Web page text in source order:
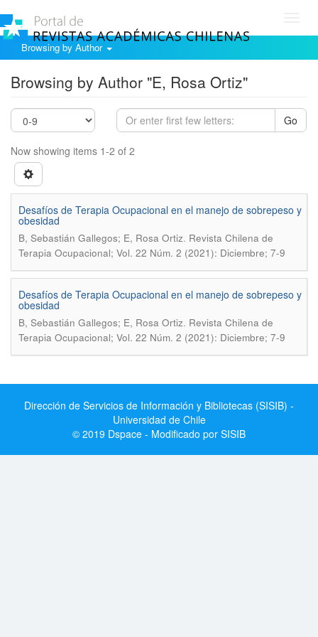
Browsing by Author
Browsing by Author "E, Rosa Ortiz"
Go
Now showing items 1-2 of 2
Desafíos de Terapia Ocupacional en el manejo de sobrepeso y
obesidad
B, Sebastián Gallegos; E, Rosa Ortiz. Revista Chilena de
Terapia Ocupacional; Vol. 22 Núm. 2 (2021): Diciembre; 7-9
Desafíos de Terapia Ocupacional en el manejo de sobrepeso y
obesidad
B, Sebastián Gallegos; E, Rosa Ortiz. Revista Chilena de
Terapia Ocupacional; Vol. 22 Núm. 2 (2021): Diciembre; 7-9
Dirección de Servicios de Información y Bibliotecas (SISIB) -
Universidad de Chile
© 2019 Dspace - Modificado por SISIB